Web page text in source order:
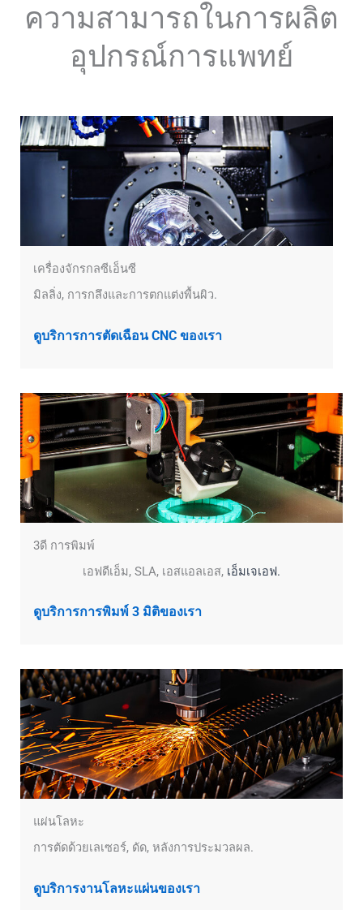
ความสามารถในการผลิต
อุปกรณ์การแพทย์
เครื่องจักรกลซีเอ็นซี
มิลลิ่ง, การกลึงและการตกแต่งพื้นผิว.
ดูบริการการตัดเฉือน CNC ของเรา
3ดี การพิมพ์
เอฟดีเอ็ม, SLA, เอสแอลเอส, เอ็มเจเอฟ.
ดูบริการการพิมพ์ 3 มิติของเรา
แผ่นโลหะ
การตัดด้วยเลเซอร์, ดัด, หลังการประมวลผล.
ดูบริการงานโลหะแผ่นของเรา